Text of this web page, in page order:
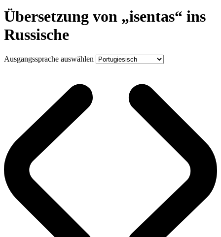
Übersetzung von „isentas“ ins
Russische
Ausgangssprache auswählen